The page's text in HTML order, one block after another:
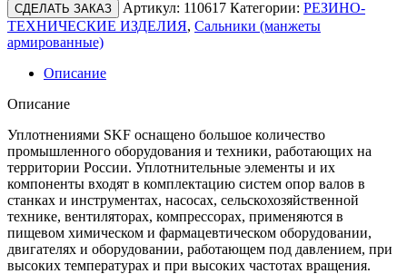
СДЕЛАТЬ ЗАКАЗ Артикул: 110617 Категории: РЕЗИНО-
ТЕХНИЧЕСКИЕ ИЗДЕЛИЯ, Сальники (манжеты
армированные)
Описание
Описание
Уплотнениями SKF оснащено большое количество
промышленного оборудования и техники, работающих на
территории России. Уплотнительные элементы и их
компоненты входят в комплектацию систем опор валов в
станках и инструментах, насосах, сельскохозяйственной
технике, вентиляторах, компрессорах, применяются в
пищевом химическом и фармацевтическом оборудовании,
двигателях и оборудовании, работающем под давлением, при
высоких температурах и при высоких частотах вращения.